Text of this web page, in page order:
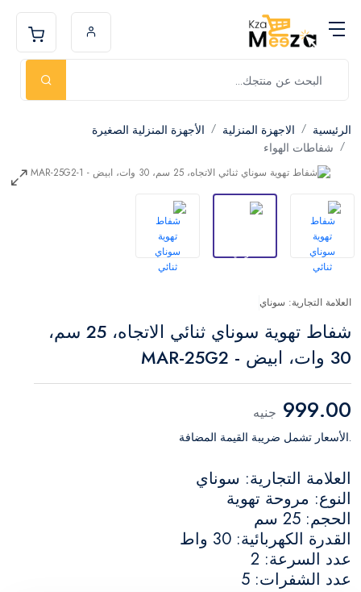
الرئيسية الاجهزة المنزلية
الأجهزة المنزلية الصغيرة
شفاطات الهواء
العلامة التجارية: سوناي
شفاط تهوية سوناي ثنائي الاتجاه، 25 سم،
30 وات، ابيض - MAR-25G2
999.00 جنيه
.الأسعار تشمل ضريبة القيمة المضافة
العلامة التجارية: سوناي
النوع: مروحة تهوية
الحجم: 25 سم
القدرة الكهربائية: 30 واط
عدد السرعة: 2
عدد الشفرات: 5